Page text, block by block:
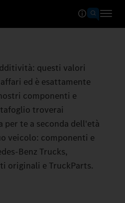
questi valori
ed è esattamente
componenti e
troverai
per te a seconda dell'età
veicolo: componenti e
Trucks,
originali e TruckParts.